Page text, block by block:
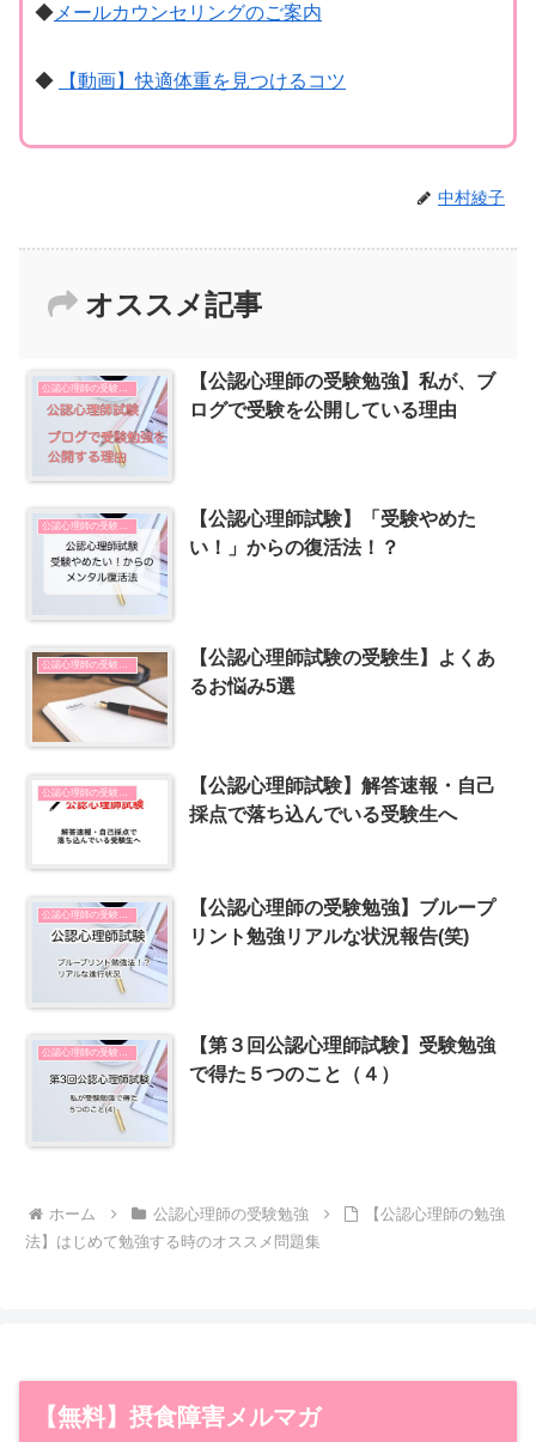
◆ メールカウンセリングのご案内
◆ 【動画】快適体重を見つけるコツ
中村綾子
オススメ記事
【公認心理師の受験勉強】私が、ブ
ログで受験を公開している理由
公認心理師の受験勉強
【公認心理師試験】「受験やめた
い！」からの復活法！？
公認心理師の受験勉強
【公認心理師試験の受験生】よくあ
るお悩み5選
【公認心理師試験】解答速報・自己
採点で落ち込んでいる受験生へ
【公認心理師の受験勉強】ブループ
リント勉強リアルな状況報告(笑)
公認心理師の受験勉強
【第３回公認心理師試験】受験勉強
で得た５つのこと（４）
ホーム 公認心理師の受験勉強
【公認心理師の勉強
法】はじめて勉強する時のオススメ問題集
【無料】摂食障害メルマガ